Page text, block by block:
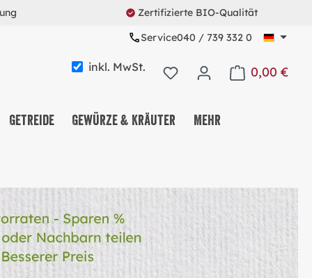
Zertifizierte BIO-Qualität
Service040 / 739 332 0
inkl. MwSt. 0,00 €
Warenkorb
Getreide Gewürze & Kräuter Mehr
NUSS-, FRUCHT- &
SAATENMIX
NASCHEREIEN & SNACKS
MÜSLI & CO.